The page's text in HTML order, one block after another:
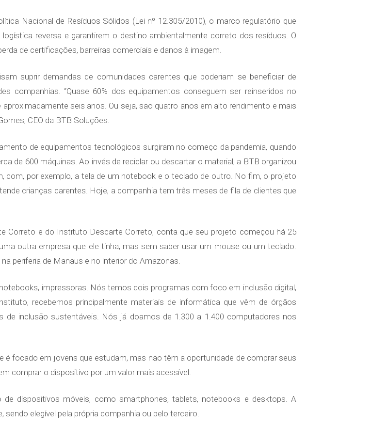
Nacional de Resíduos Sólidos (Lei nº 12.305/2010), o marco regulatório que
reversa e garantirem o destino ambientalmente correto dos resíduos. O
de certificações, barreiras comerciais e danos à imagem.
suprir demandas de comunidades carentes que poderiam se beneficiar de
companhias. “Quase 60% dos equipamentos conseguem ser reinseridos no
seis anos. Ou seja, são quatro anos em alto rendimento e mais
CEO da BTB Soluções.
de equipamentos tecnológicos surgiram no começo da pandemia, quando
de 600 máquinas. Ao invés de reciclar ou descartar o material, a BTB organizou
com, por exemplo, a tela de um notebook e o teclado de outro. No fim, o projeto
crianças carentes. Hoje, a companhia tem três meses de fila de clientes que
Correto e do Instituto Descarte Correto, conta que seu projeto começou há 25
outra empresa que ele tinha, mas sem saber usar um mouse ou um teclado.
periferia de Manaus e no interior do Amazonas.
impressoras. Nós temos dois programas com foco em inclusão digital,
recebemos principalmente materiais de informática que vêm de órgãos
de inclusão sustentáveis. Nós já doamos de 1.300 a 1.400 computadores nos
é focado em jovens que estudam, mas não têm a oportunidade de comprar seus
comprar o dispositivo por um valor mais acessível.
dispositivos móveis, como smartphones, tablets, notebooks e desktops. A
elegível pela própria companhia ou pelo terceiro.